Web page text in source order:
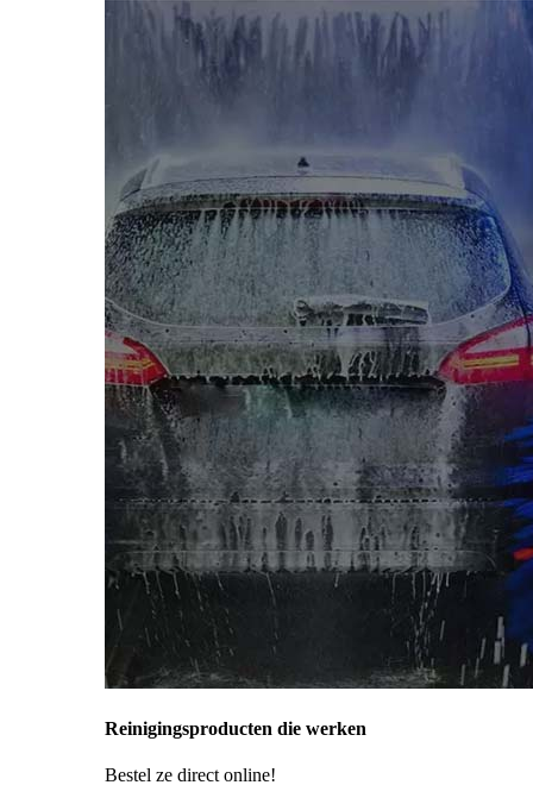
Reinigingsproducten die werken
Bestel ze direct online!